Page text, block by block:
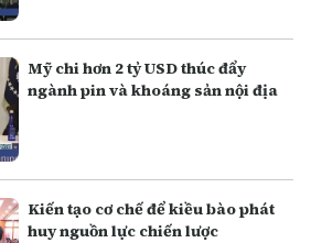
Mỹ chi hơn 2 tỷ USD thúc đẩy
ngành pin và khoáng sản nội địa
Kiến tạo cơ chế để kiều bào phát
huy nguồn lực chiến lược